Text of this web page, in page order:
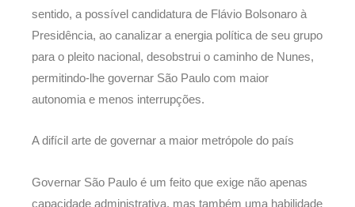
sentido, a possível candidatura de Flávio Bolsonaro à
Presidência, ao canalizar a energia política de seu grupo
para o pleito nacional, desobstrui o caminho de Nunes,
permitindo-lhe governar São Paulo com maior
autonomia e menos interrupções.
A difícil arte de governar a maior metrópole do país
Governar São Paulo é um feito que exige não apenas
capacidade administrativa, mas também uma habilidade